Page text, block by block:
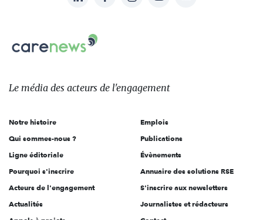
sur:
Carenews,
Le
des
l'engagement
Le média des acteurs de l'engagement
Notre histoire
Qui sommes-nous ?
Ligne éditoriale
Pourquoi s'inscrire
Acteurs de l'engagement
Actualités
Emplois
Publications
Évènements
Annuaire des solutions RSE
S'inscrire aux newsletters
Journalistes et rédacteurs